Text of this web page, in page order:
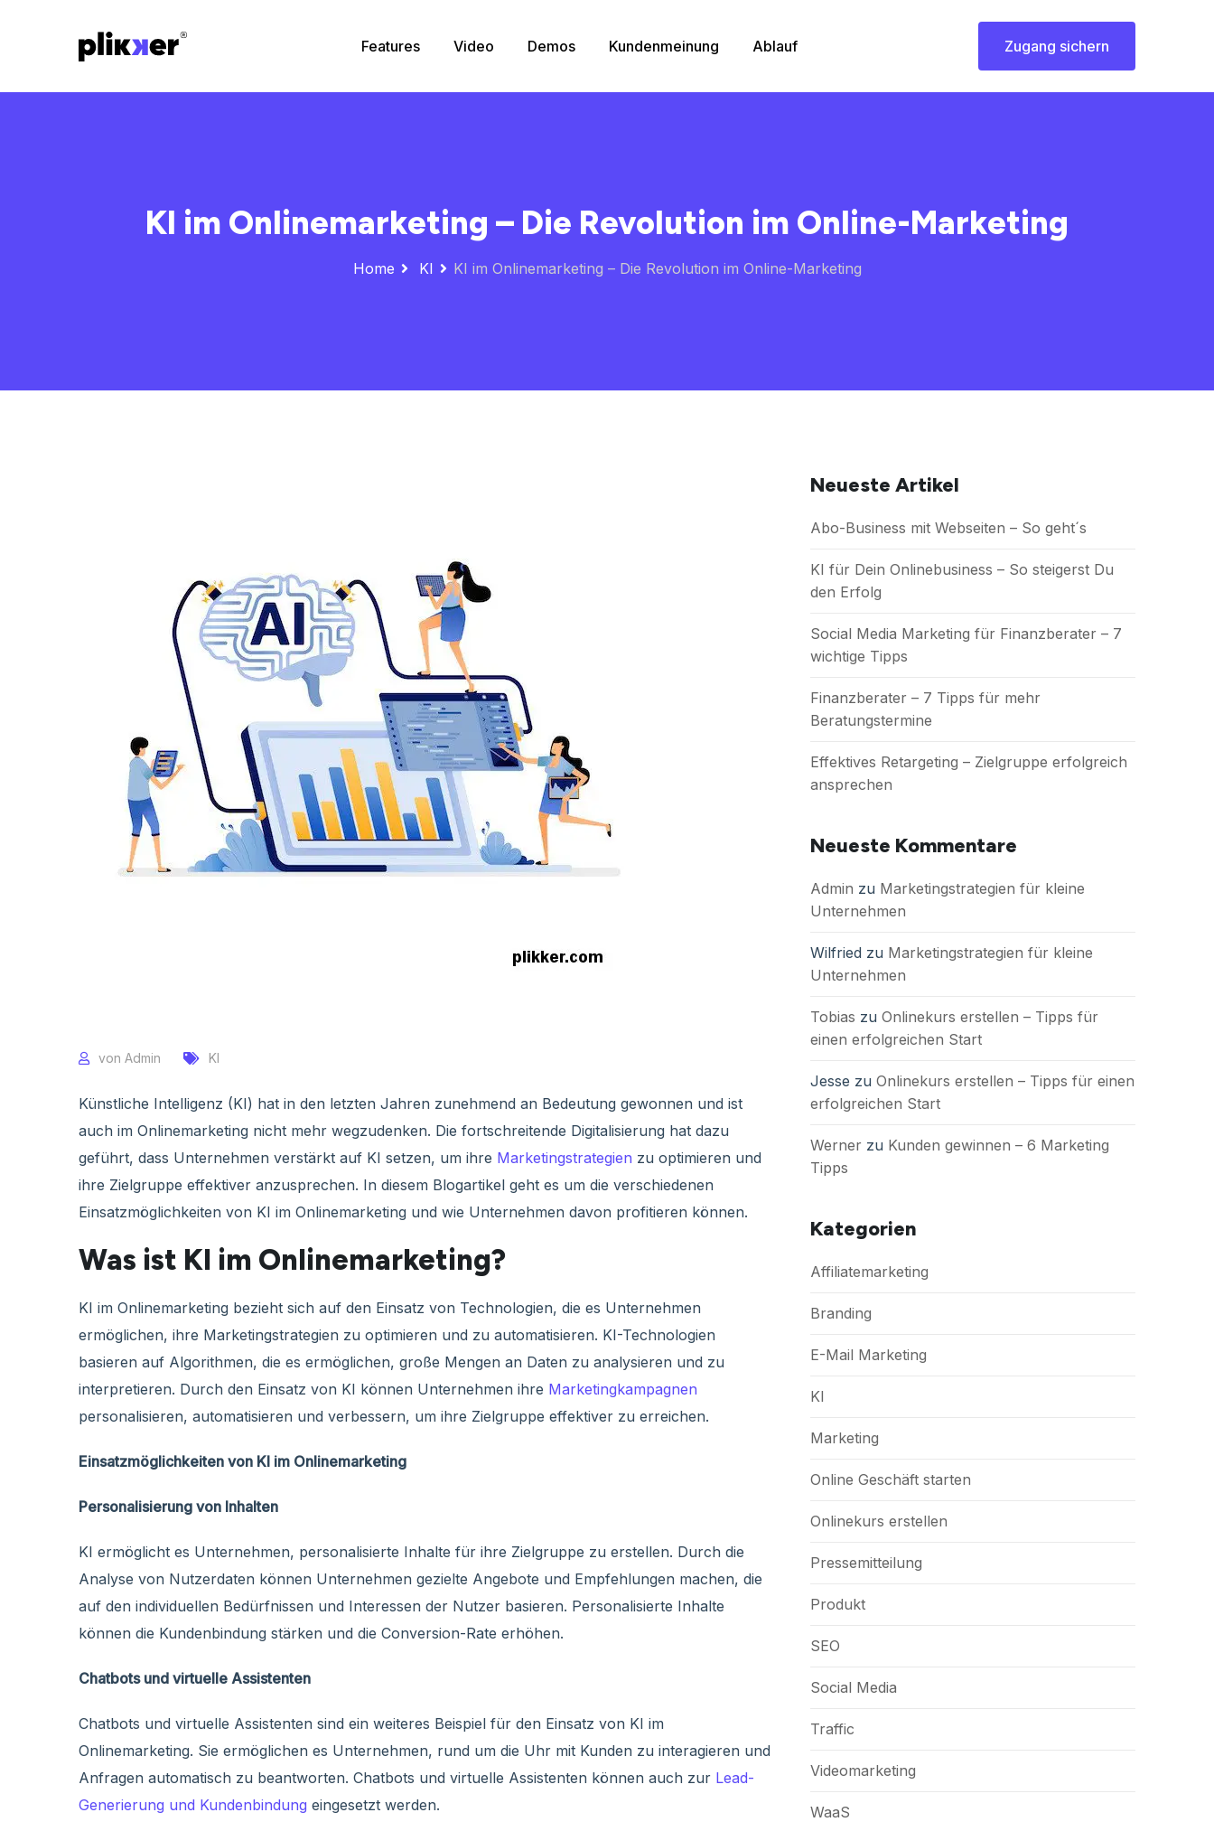
Features Video Demos Kundenmeinung Ablauf Zugang sichern
KI im Onlinemarketing – Die Revolution im Online-Marketing
Home KI KI im Onlinemarketing – Die Revolution im Online-Marketing
von Admin KI
Künstliche Intelligenz (KI) hat in den letzten Jahren zunehmend an Bedeutung gewonnen und ist
auch im Onlinemarketing nicht mehr wegzudenken. Die fortschreitende Digitalisierung hat dazu
geführt, dass Unternehmen verstärkt auf KI setzen, um ihre Marketingstrategien zu optimieren und
ihre Zielgruppe effektiver anzusprechen. In diesem Blogartikel geht es um die verschiedenen
Einsatzmöglichkeiten von KI im Onlinemarketing und wie Unternehmen davon profitieren können.
Was ist KI im Onlinemarketing?
KI im Onlinemarketing bezieht sich auf den Einsatz von Technologien, die es Unternehmen
ermöglichen, ihre Marketingstrategien zu optimieren und zu automatisieren. KI-Technologien
basieren auf Algorithmen, die es ermöglichen, große Mengen an Daten zu analysieren und zu
interpretieren. Durch den Einsatz von KI können Unternehmen ihre Marketingkampagnen
personalisieren, automatisieren und verbessern, um ihre Zielgruppe effektiver zu erreichen.
Einsatzmöglichkeiten von KI im Onlinemarketing
Personalisierung von Inhalten
KI ermöglicht es Unternehmen, personalisierte Inhalte für ihre Zielgruppe zu erstellen. Durch die
Analyse von Nutzerdaten können Unternehmen gezielte Angebote und Empfehlungen machen, die
auf den individuellen Bedürfnissen und Interessen der Nutzer basieren. Personalisierte Inhalte
können die Kundenbindung stärken und die Conversion-Rate erhöhen.
Chatbots und virtuelle Assistenten
Chatbots und virtuelle Assistenten sind ein weiteres Beispiel für den Einsatz von KI im
Onlinemarketing. Sie ermöglichen es Unternehmen, rund um die Uhr mit Kunden zu interagieren und
Anfragen automatisch zu beantworten. Chatbots und virtuelle Assistenten können auch zur Lead-
Generierung und Kundenbindung eingesetzt werden.
Neueste Artikel
Abo-Business mit Webseiten – So geht´s
KI für Dein Onlinebusiness – So steigerst Du
den Erfolg
Social Media Marketing für Finanzberater – 7
wichtige Tipps
Finanzberater – 7 Tipps für mehr
Beratungstermine
Effektives Retargeting – Zielgruppe erfolgreich
ansprechen
Neueste Kommentare
Admin zu Marketingstrategien für kleine
Unternehmen
Wilfried zu Marketingstrategien für kleine
Unternehmen
Tobias zu Onlinekurs erstellen – Tipps für
einen erfolgreichen Start
Jesse zu Onlinekurs erstellen – Tipps für einen
erfolgreichen Start
Werner zu Kunden gewinnen – 6 Marketing
Tipps
Kategorien
Affiliatemarketing
Branding
E-Mail Marketing
KI
Marketing
Online Geschäft starten
Onlinekurs erstellen
Pressemitteilung
Produkt
SEO
Social Media
Traffic
Videomarketing
WaaS